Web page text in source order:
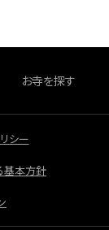
お寺を探す
シー
基本方針